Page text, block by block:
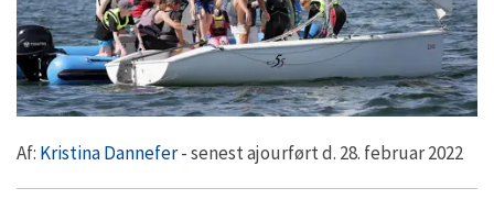
Af: Kristina Dannefer -senest ajourført d. 28. februar 2022